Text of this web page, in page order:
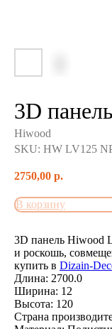
3D
Hiwood
SKU: HW LV125
2750,00 р.
В корзину
3D панель Hiwood
и роскошь,
купить в Dizain-
Длина: 2700.0
Ширина: 12
Высота: 120
Страна